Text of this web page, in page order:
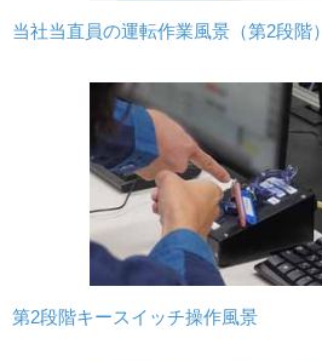
当社当直員の運転作業風景（第2段階）
第2段階キースイッチ操作風景